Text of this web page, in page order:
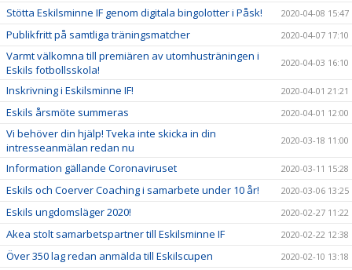
Stötta Eskilsminne IF genom digitala bingolotter i Påsk! 2020-04-08 15:47
Publikfritt på samtliga träningsmatcher 2020-04-07 17:10
Varmt välkomna till premiären av utomhusträningen i
Eskils fotbollsskola!
2020-04-03 16:10
Inskrivning i Eskilsminne IF! 2020-04-01 21:21
Eskils årsmöte summeras 2020-04-01 12:00
Vi behöver din hjälp! Tveka inte skicka in din
intresseanmälan redan nu
2020-03-18 11:00
Information gällande Coronaviruset 2020-03-11 15:28
Eskils och Coerver Coaching i samarbete under 10 år! 2020-03-06 13:25
Eskils ungdomsläger 2020! 2020-02-27 11:22
Akea stolt samarbetspartner till Eskilsminne IF 2020-02-22 12:38
Över 350 lag redan anmälda till Eskilscupen 2020-02-10 13:18